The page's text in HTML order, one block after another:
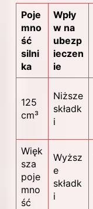
Poje
mno
ść
silni
ka
Wpły
w na
ubezp
ieczen
ie
125
cm³
Niższe
składk
i
Więk
sza
poje
mno
ść
Wyższ
e
składk
i